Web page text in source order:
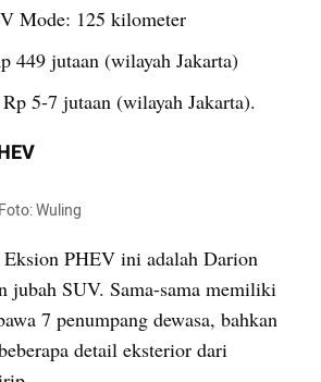
Mode: 125 kilometer
449 jutaan (wilayah Jakarta)
5-7 jutaan (wilayah Jakarta).
Wuling
PHEV ini adalah Darion
jubah SUV. Sama-sama memiliki
7 penumpang dewasa, bahkan
detail eksterior dari